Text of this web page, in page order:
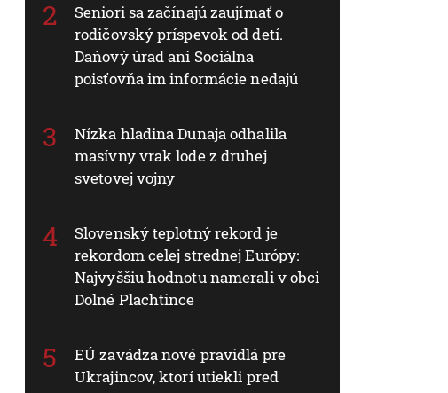
Seniori sa začínajú zaujímať o
rodičovský príspevok od detí.
Daňový úrad ani Sociálna
poisťovňa im informácie nedajú
Nízka hladina Dunaja odhalila
masívny vrak lode z druhej
svetovej vojny
Slovenský teplotný rekord je
rekordom celej strednej Európy:
Najvyššiu hodnotu namerali v obci
Dolné Plachtince
EÚ zavádza nové pravidlá pre
Ukrajincov, ktorí utiekli pred